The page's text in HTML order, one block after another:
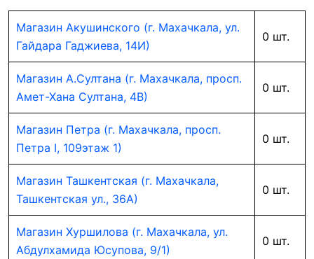
Магазин Акушинского (г. Махачкала, ул.
Гайдара Гаджиева, 14И)
0 шт.
Магазин А.Султана (г. Махачкала, просп.
Амет-Хана Султана, 4В)
0 шт.
Магазин Петра (г. Махачкала, просп.
Петра I, 109этаж 1)
0 шт.
Магазин Ташкентская (г. Махачкала,
Ташкентская ул., 36А)
0 шт.
Магазин Хуршилова (г. Махачкала, ул.
Абдулхамида Юсупова, 9/1)
0 шт.